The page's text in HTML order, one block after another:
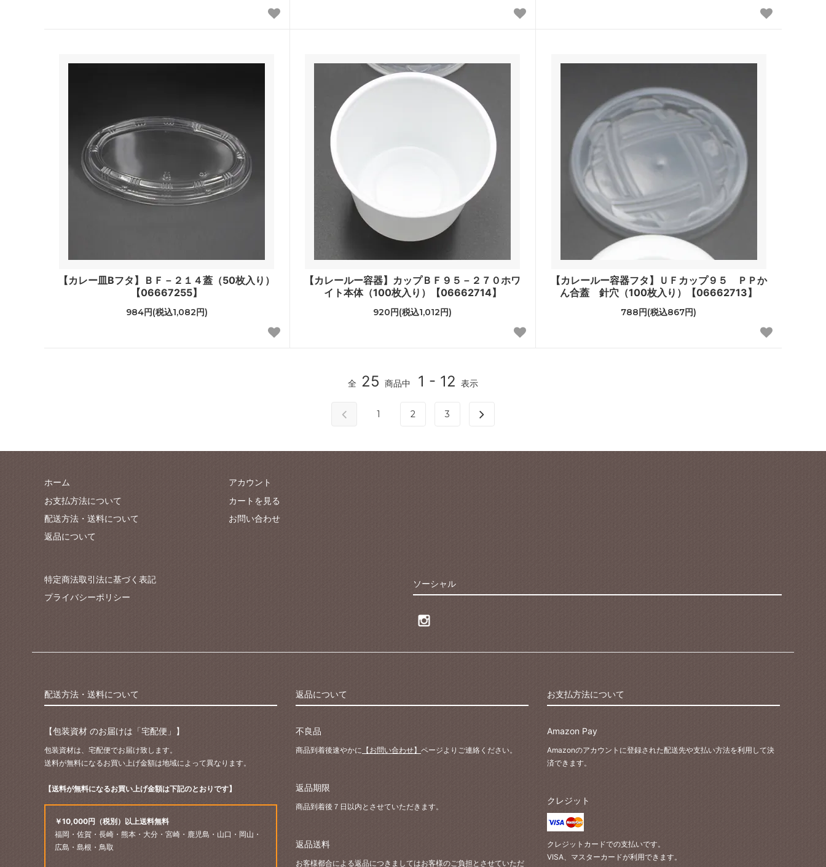
【カレー皿Bフタ】ＢＦ－２１４蓋（50枚入り）
【06667255】
984円(税込1,082円)
【カレールー容器】カップＢＦ９５－２７０ホワ
イト本体（100枚入り）【06662714】
920円(税込1,012円)
【カレールー容器フタ】ＵＦカップ９５ ＰＰか
ん合蓋 針穴（100枚入り）【06662713】
788円(税込867円)
全 25 商品中 1 - 12 表示
1 2 3
ホーム
お支払方法について
配送方法・送料について
返品について
アカウント
カートを見る
お問い合わせ
ソーシャル
特定商法取引法に基づく表記
プライバシーポリシー
配送方法・送料について
【包装資材 のお届けは「宅配便」】
包装資材は、宅配便でお届け致します。
送料が無料になるお買い上げ金額は地域によって異なります。
【送料が無料になるお買い上げ金額は下記のとおりです】
￥10,000円（税別）以上送料無料
福岡・佐賀・長崎・熊本・大分・宮崎・鹿児島・山口・岡山・
広島・島根・鳥取
返品について
不良品
商品到着後速やかに 【お問い合わせ】 ページよりご連絡ください。
返品期限
商品到着後７日以内とさせていただきます。
返品送料
お客様都合による返品につきましてはお客様のご負担とさせていただ
お支払方法について
Amazon Pay
Amazonのアカウントに登録された配送先や支払い方法を利用して決
済できます。
クレジット
クレジットカードでの支払いです。
VISA、マスターカードが利用できます。